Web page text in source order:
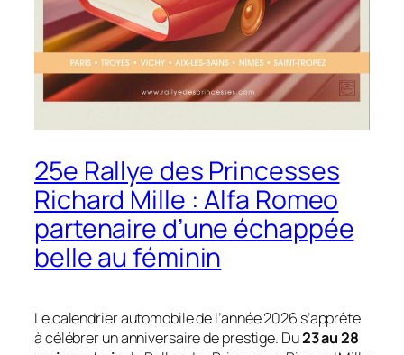
25e Rallye des Princesses
Richard Mille : Alfa Romeo
partenaire d’une échappée
belle au féminin
Le calendrier automobile de l’année 2026 s’apprête
à célébrer un anniversaire de prestige. Du23 au 28